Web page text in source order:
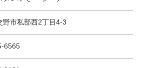
野市私部西2丁目4-3
6565